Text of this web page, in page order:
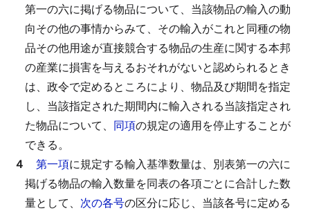
第一の六に掲げる物品について、当該物品の輸入の動
向その他の事情からみて、その輸入がこれと同種の物
品その他用途が直接競合する物品の生産に関する本邦
の産業に損害を与えるおそれがないと認められるとき
は、政令で定めるところにより、物品及び期間を指定
し、当該指定された期間内に輸入される当該指定され
た物品について、 同項の規定の適用を停止することが
できる。
４
第一項に規定する輸入基準数量は、別表第一の六に
掲げる物品の輸入数量を同表の各項ごとに合計した数
量として、 次の各号の区分に応じ、当該各号に定める